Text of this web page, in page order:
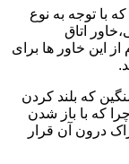
با توجه به نوع
اتاق
این خاور ها برای
که بلند کردن
که با باز شدن
درون آن قرار